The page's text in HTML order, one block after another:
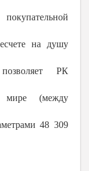
на душу
РК
(между
48 309